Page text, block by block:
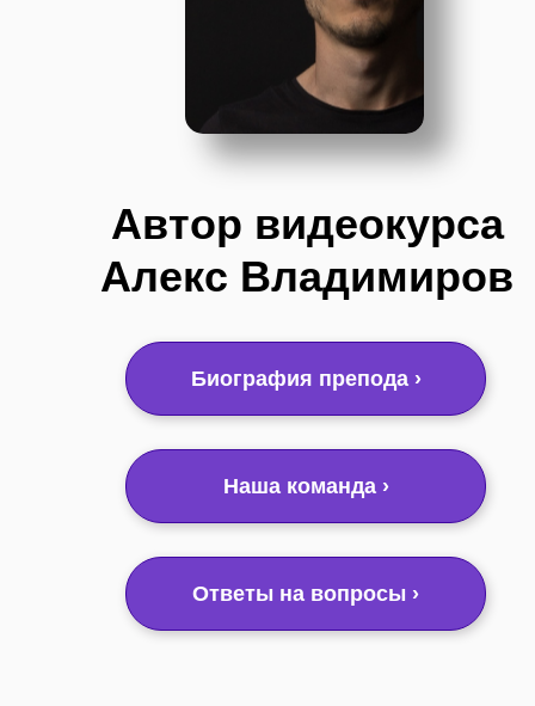
Ответы на вопросы ›
Наша команда ›
Биография препода ›
Автор видеокурса
Алекс Владимиров